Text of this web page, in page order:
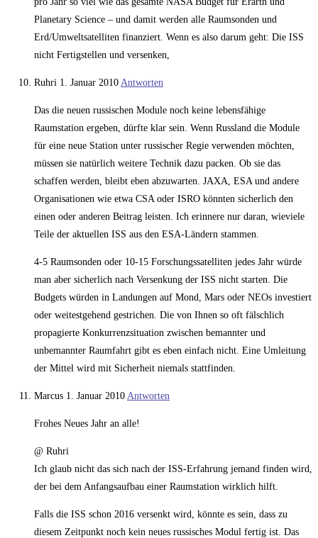
Planetary Science – und damit werden alle Raumsonden und
Erd/Umweltsatelliten finanziert. Wenn es also darum geht: Die ISS
nicht Fertigstellen und versenken,
Ruhri 1. Januar 2010 Antworten
Das die neuen russischen Module noch keine lebensfähige
Raumstation ergeben, dürfte klar sein. Wenn Russland die Module
für eine neue Station unter russischer Regie verwenden möchten,
müssen sie natürlich weitere Technik dazu packen. Ob sie das
schaffen werden, bleibt eben abzuwarten. JAXA, ESA und andere
Organisationen wie etwa CSA oder ISRO könnten sicherlich den
einen oder anderen Beitrag leisten. Ich erinnere nur daran, wieviele
Teile der aktuellen ISS aus den ESA-Ländern stammen.
4-5 Raumsonden oder 10-15 Forschungssatelliten jedes Jahr würde
man aber sicherlich nach Versenkung der ISS nicht starten. Die
Budgets würden in Landungen auf Mond, Mars oder NEOs investiert
oder weitestgehend gestrichen. Die von Ihnen so oft fälschlich
propagierte Konkurrenzsituation zwischen bemannter und
unbemannter Raumfahrt gibt es eben einfach nicht. Eine Umleitung
der Mittel wird mit Sicherheit niemals stattfinden.
Marcus 1. Januar 2010 Antworten
Frohes Neues Jahr an alle!
@ Ruhri
Ich glaub nicht das sich nach der ISS-Erfahrung jemand finden wird,
der bei dem Anfangsaufbau einer Raumstation wirklich hilft.
Falls die ISS schon 2016 versenkt wird, könnte es sein, dass zu
diesem Zeitpunkt noch kein neues russisches Modul fertig ist. Das